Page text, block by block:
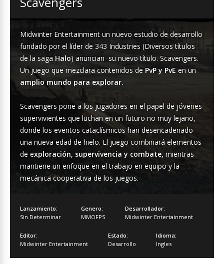
Midwinter Entertainment un nuevo estudio de desarrollo
fundado por el líder de 343 Industries (Diversos títulos
de la sagaHalo) anuncian su nuevo título. Scavengers.
Un juego que mezclara contenidos de PvP y PvE en un
amplio mundo para explorar.
Scavengers pone a los jugadores en el papel de jóvenes
supervivientes que luchan en un futuro no muy lejano,
donde los eventos cataclísmicos han desencadenado
una nueva edad de hielo. El juego combinará elementos
de exploración, supervivencia y combate, mientras
mantiene un enfoque en el trabajo en equipo y la
mecánica cooperativa de los juegos.
Lanzamiento:
Sin Determinar
Genero:
MMOFPS
Desarrollador:
Midwinter Entertainment
Editor:
Midwinter Entertainment
Estado:
Desarrollo
Idioma:
Ingles